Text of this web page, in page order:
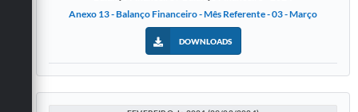
Anexo 13 - Balanço Financeiro - Mês Referente - 03 - Março
DOWNLOADS